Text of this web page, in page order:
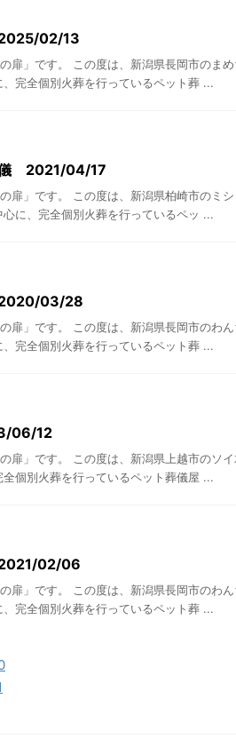
02/13
扉」です。 この度は、新潟県長岡市のま
完全個別火葬を行っているペット葬 ...
儀 2021/04/17
扉」です。 この度は、新潟県柏崎市のミ
に、完全個別火葬を行っているペッ ...
2020/03/28
扉」です。 この度は、新潟県長岡市のわ
完全個別火葬を行っているペット葬 ...
06/12
扉」です。 この度は、新潟県上越市のソ
個別火葬を行っているペット葬儀屋 ...
02/06
扉」です。 この度は、新潟県長岡市のわ
完全個別火葬を行っているペット葬 ...